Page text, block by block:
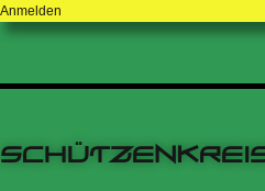
Anmelden